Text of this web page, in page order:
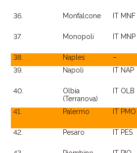
36.
Monfalcone IT MNF
37.
Monopoli IT MNP
38.
Naples –
39.
Napoli IT NAP
40.
Olbia
(Terranova)
IT OLB
41.
Palermo IT PMO
42.
Pesaro IT PES